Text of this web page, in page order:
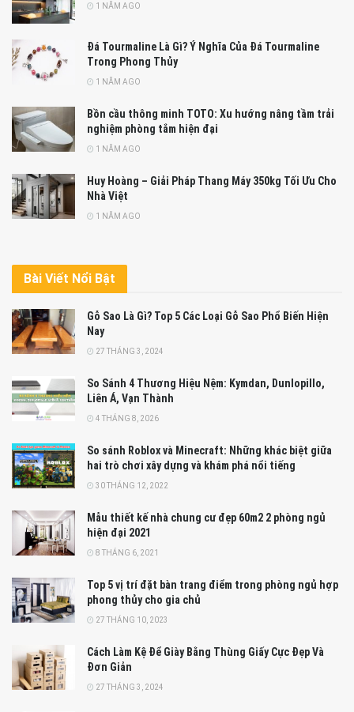
1 NĂM AGO
Đá Tourmaline Là Gì? Ý Nghĩa Của Đá Tourmaline
Trong Phong Thủy
1 NĂM AGO
Bồn cầu thông minh TOTO: Xu hướng nâng tầm trải
nghiệm phòng tắm hiện đại
1 NĂM AGO
Huy Hoàng – Giải Pháp Thang Máy 350kg Tối Ưu Cho
Nhà Việt
1 NĂM AGO
Bài Viết Nổi Bật
Gỗ Sao Là Gì? Top 5 Các Loại Gỗ Sao Phổ Biến Hiện
Nay
27 THÁNG 3, 2024
So Sánh 4 Thương Hiệu Nệm: Kymdan, Dunlopillo,
Liên Á, Vạn Thành
4 THÁNG 8, 2026
So sánh Roblox và Minecraft: Những khác biệt giữa
hai trò chơi xây dựng và khám phá nổi tiếng
30 THÁNG 12, 2022
Mẫu thiết kế nhà chung cư đẹp 60m2 2 phòng ngủ
hiện đại 2021
8 THÁNG 6, 2021
Top 5 vị trí đặt bàn trang điểm trong phòng ngủ hợp
phong thủy cho gia chủ
27 THÁNG 10, 2023
Cách Làm Kệ Để Giày Bằng Thùng Giấy Cực Đẹp Và
Đơn Giản
27 THÁNG 3, 2024